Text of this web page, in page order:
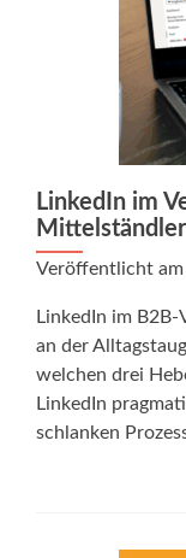
LinkedIn im
Veröffentlicht am
LinkedIn im
an der
welchen drei
LinkedIn
schlanken